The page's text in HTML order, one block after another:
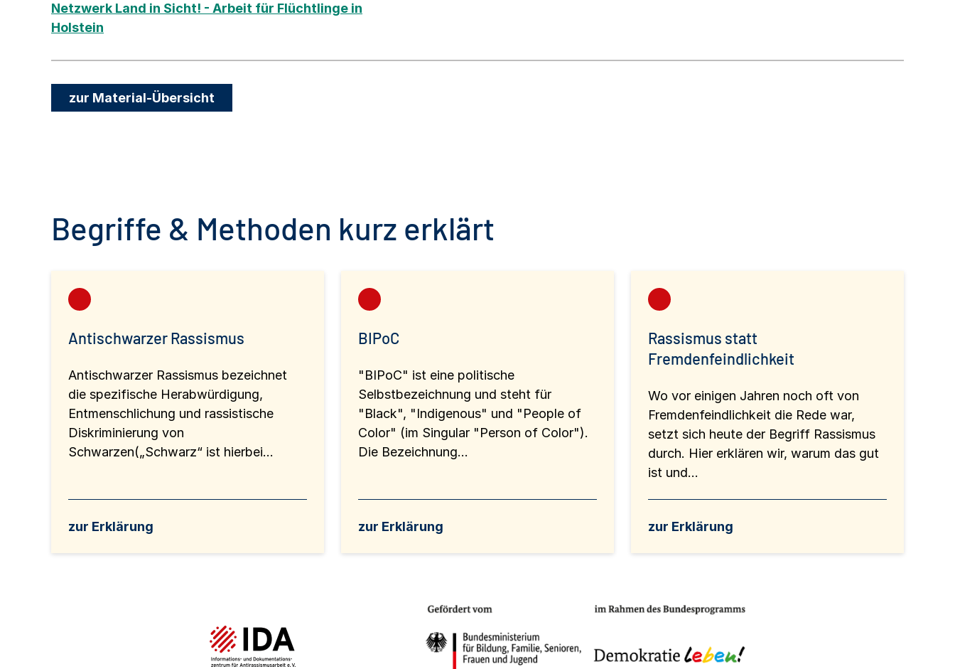
Netzwerk Land in Sicht! - Arbeit für Flüchtlinge in
Holstein
zur Material-Übersicht
Begriffe & Methoden kurz erklärt
Antischwarzer Rassismus
Antischwarzer Rassismus bezeichnet
die spezifische Herabwürdigung,
Entmenschlichung und rassistische
Diskriminierung von
Schwarzen(„Schwarz“ ist hierbei...
zur Erklärung
BIPoC
"BIPoC" ist eine politische
Selbstbezeichnung und steht für
"Black", "Indigenous" und "People of
Color" (im Singular "Person of Color").
Die Bezeichnung...
zur Erklärung
Rassismus statt
Fremdenfeindlichkeit
Wo vor einigen Jahren noch oft von
Fremdenfeindlichkeit die Rede war,
setzt sich heute der Begriff Rassismus
durch. Hier erklären wir, warum das gut
ist und...
zur Erklärung